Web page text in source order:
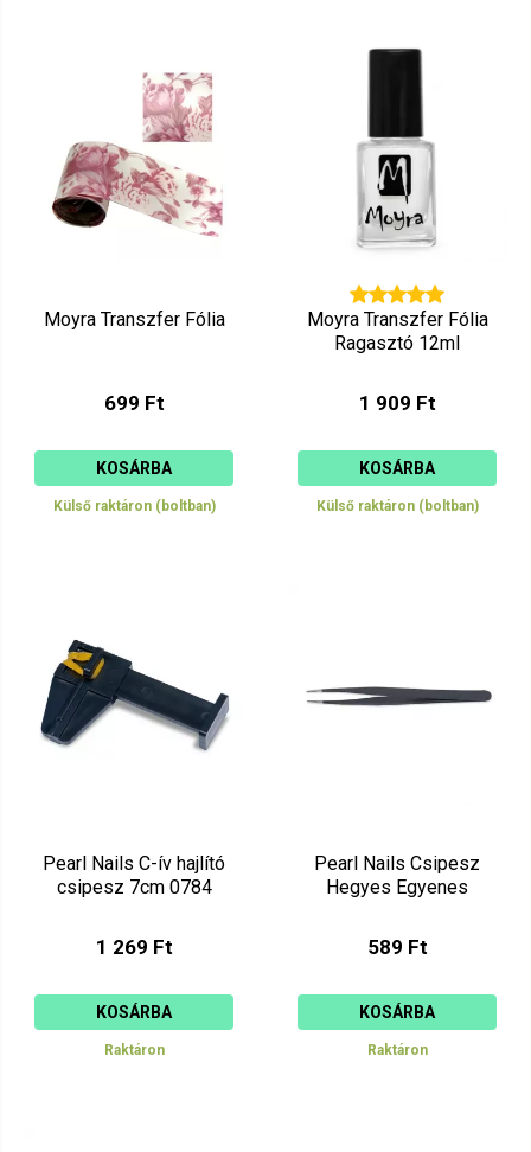
Moyra Transzfer Fólia
699 Ft
KOSÁRBA
Külső raktáron (boltban)
Moyra Transzfer Fólia
Ragasztó 12ml
1 909 Ft
KOSÁRBA
Külső raktáron (boltban)
Pearl Nails C-ív hajlító
csipesz 7cm 0784
1 269 Ft
KOSÁRBA
Raktáron
Pearl Nails Csipesz
Hegyes Egyenes
589 Ft
KOSÁRBA
Raktáron